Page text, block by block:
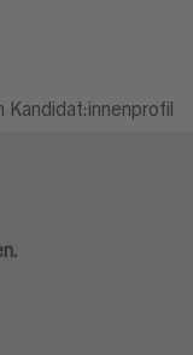
Kandidat:innenprofil